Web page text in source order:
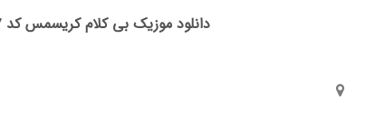
دانلود موزیک بی کلام کریسمس کد ۰۷